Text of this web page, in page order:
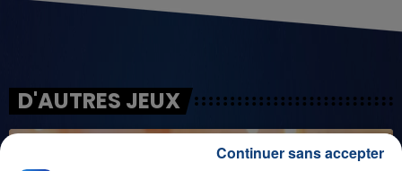
D'AUTRES JEUX
Continuer sans accepter